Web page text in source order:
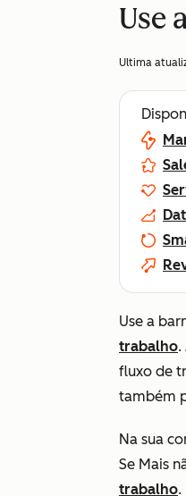
Use
Ultima
Use a
trabalho.
fluxo de
também
Na sua
Se Mais
trabalho.